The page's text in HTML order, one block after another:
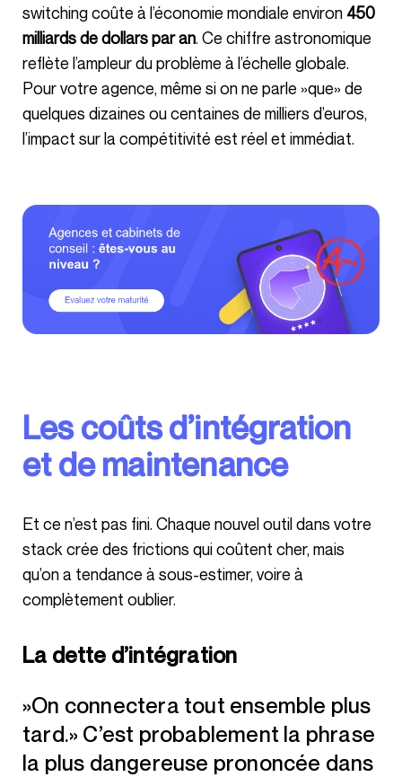
switching coûte à l’économie mondiale environ 450
milliards de dollars par an. Ce chiffre astronomique
reflète l’ampleur du problème à l’échelle globale.
Pour votre agence, même si on ne parle »que» de
quelques dizaines ou centaines de milliers d’euros,
l’impact sur la compétitivité est réel et immédiat.
Les coûts d’intégration
et de maintenance
Et ce n’est pas fini. Chaque nouvel outil dans votre
stack crée des frictions qui coûtent cher, mais
qu’on a tendance à sous-estimer, voire à
complètement oublier.
La dette d’intégration
»On connectera tout ensemble plus
tard.» C’est probablement la phrase
la plus dangereuse prononcée dans